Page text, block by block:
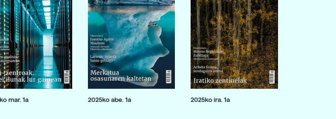
mar. 1a 2025ko abe. 1a 2025ko ira. 1a